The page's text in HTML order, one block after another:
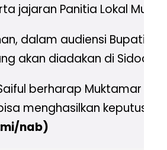
jajaran Panitia Lokal
dalam audiensi Bupati
akan diadakan di
berharap Muktamar
menghasilkan
nab)